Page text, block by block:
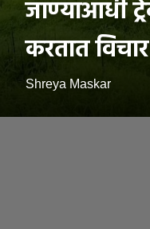
जाण्याआधी
करतात विचार
Shreya Maskar